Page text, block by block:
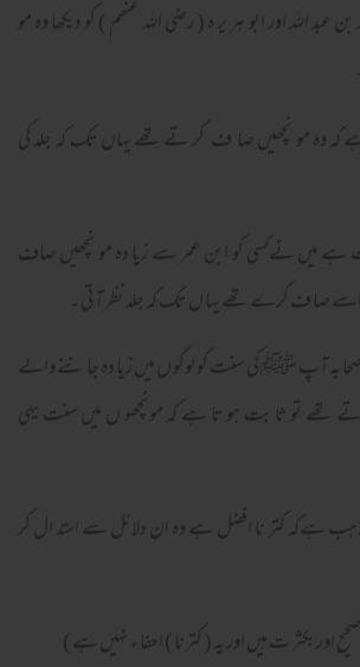
بن عبد اللہ اور ابو ہر یر ہ ( رضی اللہ عنھم ) کو دیکھا وہ مو
وہ مو نچھیں صا ف کر تے تھے یہاں تک کہ جلد کی
میں نےکسی کو ابن عمر سے زیا دہ مو نچھیں صاف
اسے صا ف کرے تھے یہا ں تک کہ جلد نظر آ تی ۔
بہ آپ ﷺ کی سنت کو لوگو ں میں زیا دہ جا ننے والے
تھے تو ثا بت ہو تا ہے کہ مونچھو ں میں سنت یہی
مذہب ہےکہ کتر نا افضل ہے وہ ان دلائل سے استد ال کر
اور بکثر ت ہیں اور یہ ( کترنا ) احفا ء نہیں ہے )